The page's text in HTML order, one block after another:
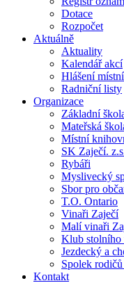
Dotace
Rozpočet
Aktuálně
Aktuality
Kalendář akcí
Hlášení
Radniční listy
Organizace
Základní
Mateřská
Místní
SK Zaječí.
Rybáři
Myslivecký
Sbor pro
T.O. Ontario
Vinaři Zaječí
Malí vinaři
Klub stolního
Jezdecký a
Spolek
Kontakt